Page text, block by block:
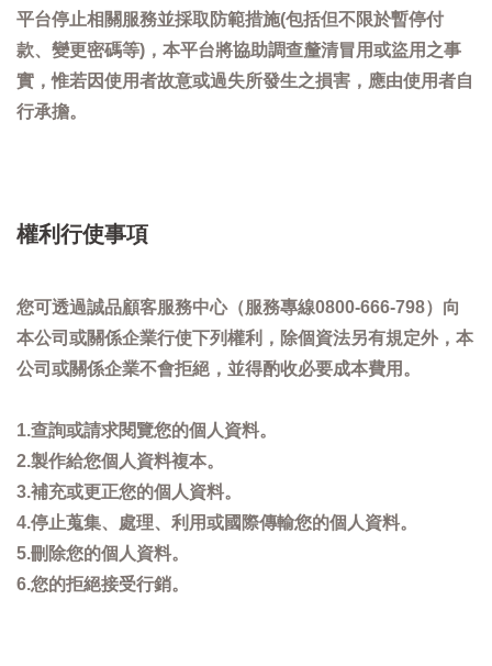
平台停止相關服務並採取防範措施(包括但不限於暫停付
款、變更密碼等)，本平台將協助調查釐清冒用或盜用之事
實，惟若因使用者故意或過失所發生之損害，應由使用者自
行承擔。
權利行使事項
您可透過誠品顧客服務中心（服務專線0800-666-798）向
本公司或關係企業行使下列權利，除個資法另有規定外，本
公司或關係企業不會拒絕，並得酌收必要成本費用。
1.查詢或請求閱覽您的個人資料。
2.製作給您個人資料複本。
3.補充或更正您的個人資料。
4.停止蒐集、處理、利用或國際傳輸您的個人資料。
5.刪除您的個人資料。
6.您的拒絕接受行銷。